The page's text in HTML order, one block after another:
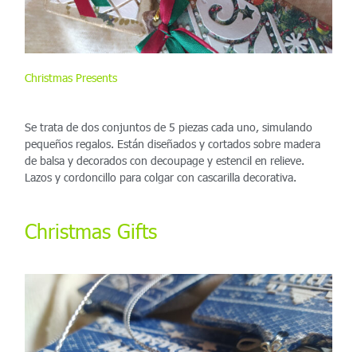
Christmas Presents
Se trata de dos conjuntos de 5 piezas cada uno, simulando
pequeños regalos. Están diseñados y cortados sobre madera
de balsa y decorados con decoupage y estencil en relieve.
Lazos y cordoncillo para colgar con cascarilla decorativa.
Christmas Gifts